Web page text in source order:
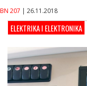
BN 207 | 26.11.2018
ELEKTRIKA I ELEKTRONIKA